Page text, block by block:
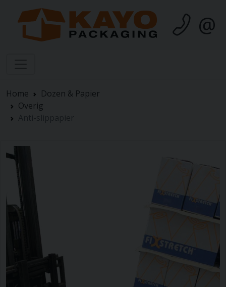
@
Home
Dozen & Papier
Overig